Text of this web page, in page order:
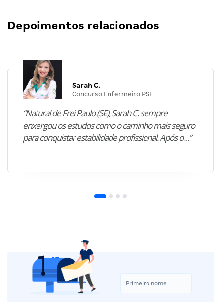
Depoimentos relacionados
Sarah C.
Concurso Enfermeiro PSF
“Natural de Frei Paulo (SE), Sarah C. sempre
enxergou os estudos como o caminho mais seguro
para conquistar estabilidade profissional. Após o…”